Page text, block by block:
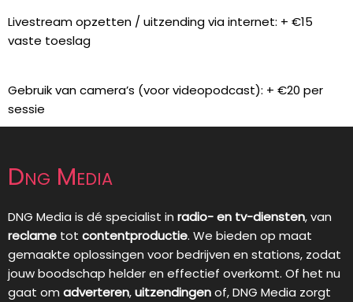
Livestream opzetten / uitzending via internet: + €15
vaste toeslag
Gebruik van camera’s (voor videopodcast): + €20 per
sessie
Dng Media
DNG Media is dé specialist in radio- en tv-diensten, van
reclame tot contentproductie. We bieden op maat
gemaakte oplossingen voor bedrijven en stations, zodat
jouw boodschap helder en effectief overkomt. Of het nu
gaat om adverteren,uitzendingenof, DNG Media zorgt